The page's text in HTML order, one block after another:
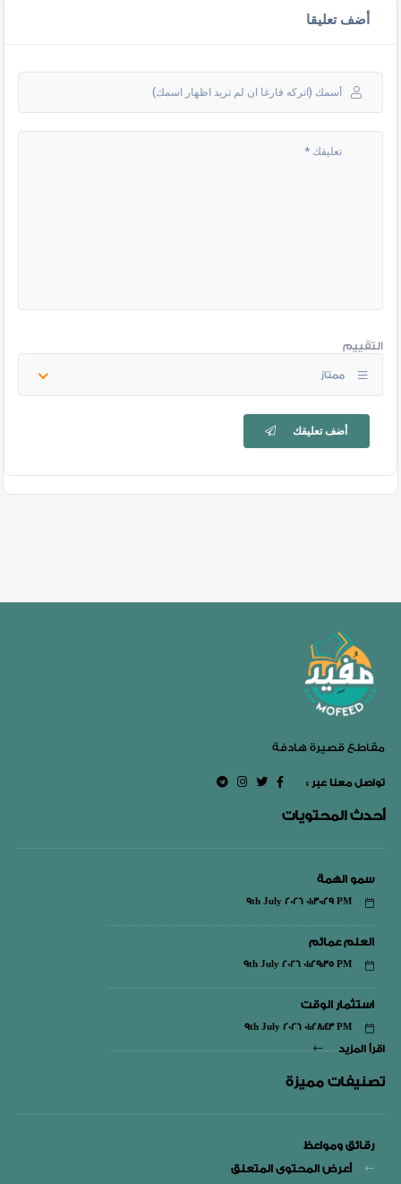
أضف تعليقا
التقييم
ممتاز
أضف تعليقك
مقاطع قصيرة هادفة
: تواصل معنا عبر
أحدث المحتويات
سمو الهمة
9th July 2026 01:30:29 PM
العلم عمائم
9th July 2026 01:29:35 PM
استثمار الوقت
9th July 2026 01:28:43 PM
اقرأ المزيد
تصنيفات مميزة
رقائق ومواعظ
أعرض المحتوى المتعلق